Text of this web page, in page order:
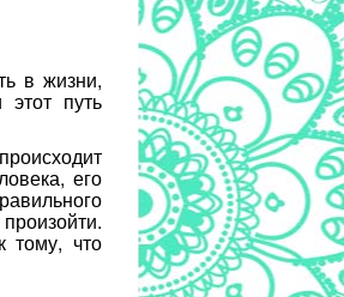
в жизни,
путь
его
тому, что